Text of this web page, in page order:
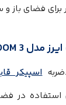
اسپیکر
استفاده در